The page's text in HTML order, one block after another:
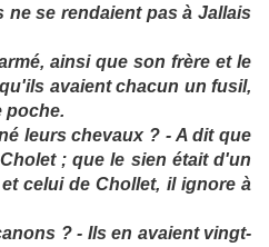
ne se rendaient pas à Jallais
ainsi que son frère et le
avaient chacun un fusil,
poche.
leurs chevaux ? - A dit que
; que le sien était d'un
celui de Chollet, il ignore à
? - Ils en avaient vingt-